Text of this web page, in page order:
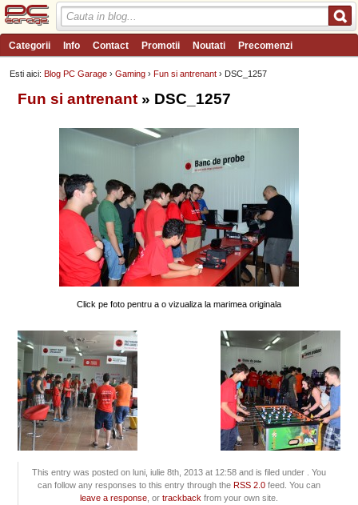
Categorii Info Contact Promotii Noutati Precomenzi
Review-uri Wishlist PC Garage TV Forum Blog
Esti aici:Blog PC Garage ›Gaming ›Fun si antrenant › DSC_1257
Fun si antrenant » DSC_1257
Click pe foto pentru a o vizualiza la marimea originala
This entry was posted on luni, iulie 8th, 2013 at 12:58 and is filed under . You
can follow any responses to this entry through theRSS 2.0 feed. You can
leave a response , ortrackback from your own site.